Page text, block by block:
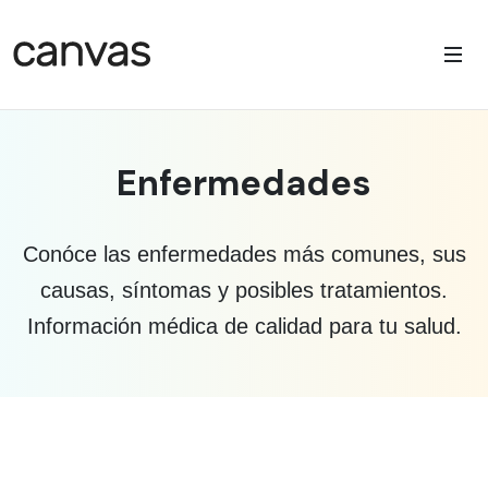
Enfermedades
Conóce las enfermedades más comunes, sus
causas, síntomas y posibles tratamientos.
Información médica de calidad para tu salud.